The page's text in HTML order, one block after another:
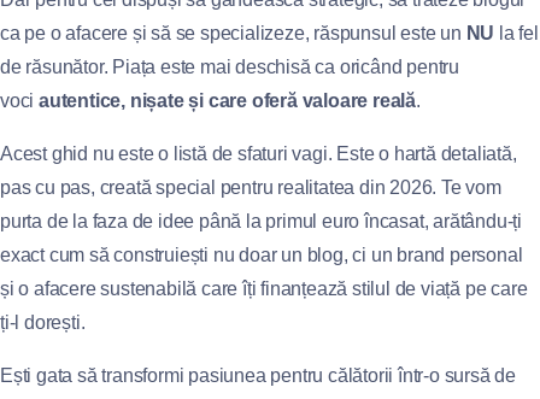
ca pe o afacere și să se specializeze, răspunsul este un NU la fel
de răsunător. Piața este mai deschisă ca oricând pentru
voci autentice, nișate și care oferă valoare reală.
Acest ghid nu este o listă de sfaturi vagi. Este o hartă detaliată,
pas cu pas, creată special pentru realitatea din 2026. Te vom
purta de la faza de idee până la primul euro încasat, arătându-ți
exact cum să construiești nu doar un blog, ci un brand personal
și o afacere sustenabilă care îți finanțează stilul de viață pe care
ți-l dorești.
Ești gata să transformi pasiunea pentru călătorii într-o sursă de